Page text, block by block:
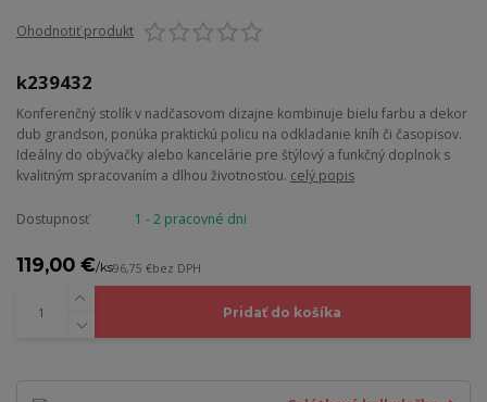
Ohodnotiť produkt
k239432
Konferenčný stolík v nadčasovom dizajne kombinuje bielu farbu a dekor
dub grandson, ponúka praktickú policu na odkladanie kníh či časopisov.
Ideálny do obývačky alebo kancelárie pre štýlový a funkčný doplnok s
kvalitným spracovaním a dlhou životnosťou. celý popis
Dostupnosť 1 - 2 pracovné dni
119,00 €/ks96,75 €bez DPH
Pridať do košíka